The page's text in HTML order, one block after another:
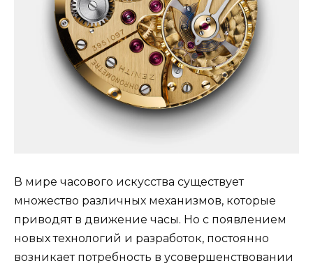
В мире часового искусства существует
множество различных механизмов, которые
приводят в движение часы. Но с появлением
новых технологий и разработок, постоянно
возникает потребность в усовершенствовании